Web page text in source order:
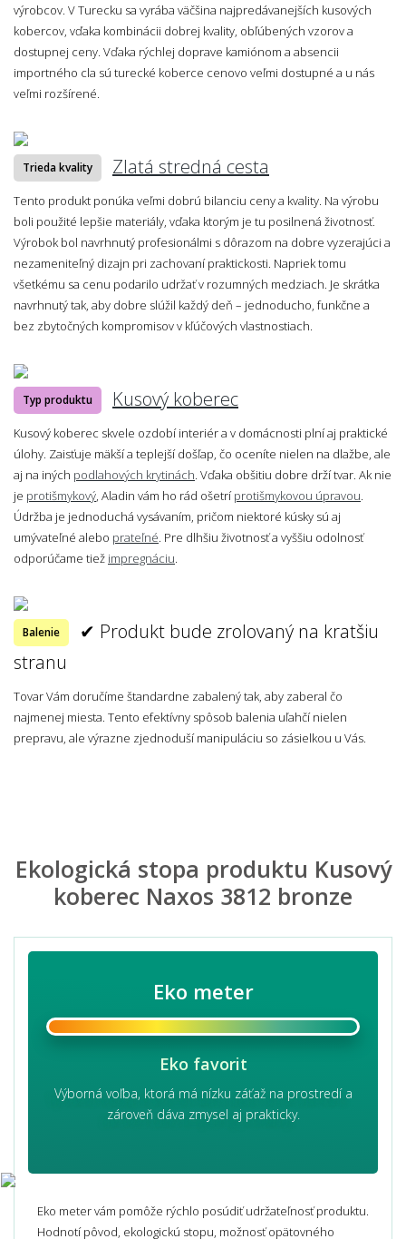
výrobcov. V Turecku sa vyrába väčšina najpredávanejších kusových
kobercov, vďaka kombinácii dobrej kvality, obľúbených vzorov a
dostupnej ceny. Vďaka rýchlej doprave kamiónom a absencii
importného cla sú turecké koberce cenovo veľmi dostupné a u nás
veľmi rozšírené.
Trieda kvality Zlatá stredná cesta
Tento produkt ponúka veľmi dobrú bilanciu ceny a kvality. Na výrobu
boli použité lepšie materiály, vďaka ktorým je tu posilnená životnosť.
Výrobok bol navrhnutý profesionálmi s dôrazom na dobre vyzerajúci a
nezameniteľný dizajn pri zachovaní praktickosti. Napriek tomu
všetkému sa cenu podarilo udržať v rozumných medziach. Je skrátka
navrhnutý tak, aby dobre slúžil každý deň – jednoducho, funkčne a
bez zbytočných kompromisov v kľúčových vlastnostiach.
Typ produktu Kusový koberec
Kusový koberec skvele ozdobí interiér a v domácnosti plní aj praktické
úlohy. Zaisťuje mäkší a teplejší došľap, čo oceníte nielen na dlažbe, ale
aj na iných podlahových krytinách . Vďaka obšitiu dobre drží tvar. Ak nie
je protišmykový , Aladin vám ho rád ošetríprotišmykovou úpravou
Údržba je jednoduchá vysávaním, pričom niektoré kúsky sú aj
umývateľné alebo prateľné . Pre dlhšiu životnosť a vyššiu odolnosť
odporúčame tiež impregnáciu
Balenie
✔ Produkt bude zrolovaný na kratšiu
stranu
Tovar Vám doručíme štandardne zabalený tak, aby zaberal čo
najmenej miesta. Tento efektívny spôsob balenia uľahčí nielen
prepravu, ale výrazne zjednoduší manipuláciu so zásielkou u Vás.
Ekologická stopa produktu Kusový
koberec Naxos 3812 bronze
Eko meter
Eko favorit
Výborná voľba, ktorá má nízku záťaž na prostredí a
zároveň dáva zmysel aj prakticky.
Eko meter vám pomôže rýchlo posúdiť udržateľnosť produktu.
Hodnotí pôvod, ekologickú stopu, možnosť opätovného